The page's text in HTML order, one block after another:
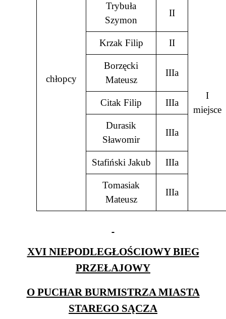
chłopcy
Trybuła
Szymon
II
I
miejsce
Krzak Filip II
Borzęcki
Mateusz
IIIa
Citak Filip IIIa
Durasik
Sławomir
IIIa
Stafiński Jakub IIIa
Tomasiak
Mateusz
IIIa
XVI NIEPODLEGŁOŚCIOWY BIEG
PRZEŁAJOWY
O PUCHAR BURMISTRZA MIASTA
STAREGO SĄCZA